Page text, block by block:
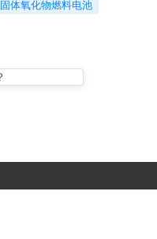
固体氧化物燃料电池